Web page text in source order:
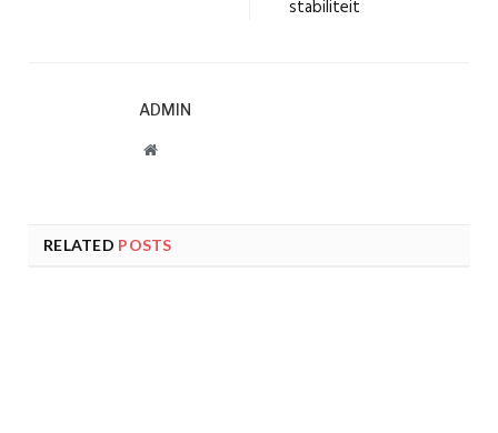
stabiliteit
ADMIN
Website
RELATED POSTS